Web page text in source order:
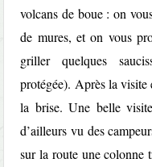
volcans de boue : on
de mures, et on vous
griller quelques
protégée). Après la visite
la brise. Une belle
d’ailleurs vu des
sur la route une colonne